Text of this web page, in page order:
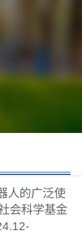
人的广泛使
会科学基金